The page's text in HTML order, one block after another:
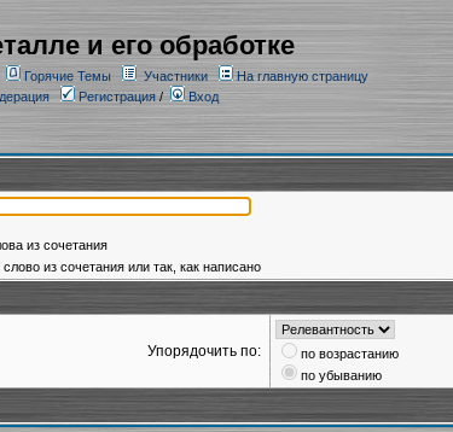
и его обработке
Горячие Темы Участники
На главную страницу
Регистрация/ Вход
из сочетания
из сочетания или так, как написано
Упорядочить по:
по возрастанию
по убыванию